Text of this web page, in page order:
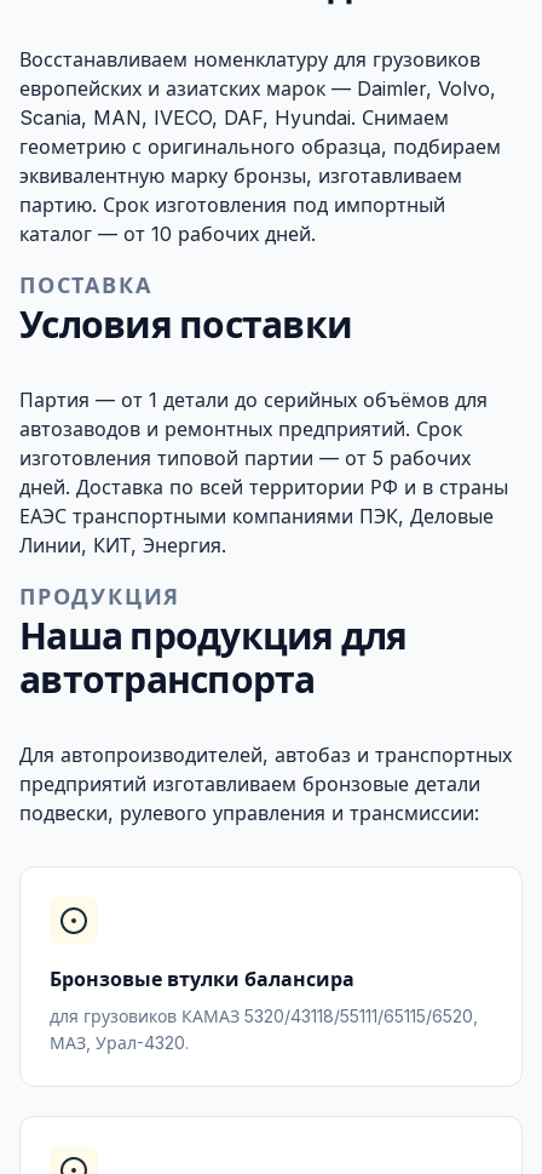
Восстанавливаем номенклатуру для грузовиков
европейских и азиатских марок — Daimler, Volvo,
Scania, MAN, IVECO, DAF, Hyundai. Снимаем
геометрию с оригинального образца, подбираем
эквивалентную марку бронзы, изготавливаем
партию. Срок изготовления под импортный
каталог — от 10 рабочих дней.
ПОСТАВКА
Условия поставки
Партия — от 1 детали до серийных объёмов для
автозаводов и ремонтных предприятий. Срок
изготовления типовой партии — от 5 рабочих
дней. Доставка по всей территории РФ и в страны
ЕАЭС транспортными компаниями ПЭК, Деловые
Линии, КИТ, Энергия.
ПРОДУКЦИЯ
Наша продукция для
автотранспорта
Для автопроизводителей, автобаз и транспортных
предприятий изготавливаем бронзовые детали
подвески, рулевого управления и трансмиссии:
Бронзовые втулки балансира
для грузовиков КАМАЗ 5320/43118/55111/65115/6520,
МАЗ, Урал-4320.